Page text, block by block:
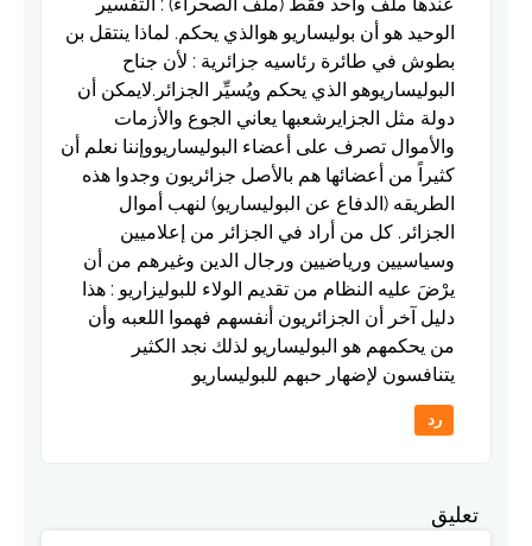
عندها ملف واحد فقط (ملف الصحراء) : التفسير
الوحيد هو أن بوليساريو هوالذي يحكم. لماذا ينتقل بن
بطوش في طائرة رئاسيه جزائرية : لأن جناح
البوليساريوهو الذي يحكم ويُسيِّر الجزائر.لايمكن أن
دولة مثل الجزايرشعبها يعاني الجوع والأزمات
والأموال تصرف على أعضاء البوليساريووإننا نعلم أن
كثيراً من أعضائها هم بالأصل جزائريون وجدوا هذه
الطريقه (الدفاع عن البوليساريو) لنهب أموال
الجزائر. كل من أراد في الجزائر من إعلاميين
وسياسيين ورياضيين ورجال الدين وغيرهم من أن
يرْضَ عليه النظام من تقديم الولاء للبوليزاريو : هذا
دليل آخر أن الجزائريون أنفسهم فهموا اللعبه وأن
من يحكمهم هو البوليساريو لذلك نجد الكثير
يتنافسون لإضهار حبهم للبوليساريو
رد
تعليق